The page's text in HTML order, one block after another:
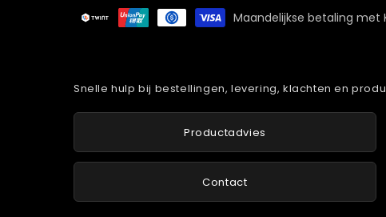
Maandelijkse betaling met
Snelle hulp bij bestellingen, levering, klachten en
Productadvies
Contact